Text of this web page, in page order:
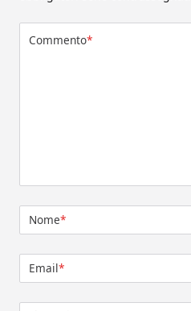
Commento*
Nome*
Email*